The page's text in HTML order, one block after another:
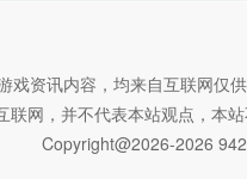
戏资讯内容，均来自互联网仅
联网，并不代表本站观点，本
Copyright@2026-2026